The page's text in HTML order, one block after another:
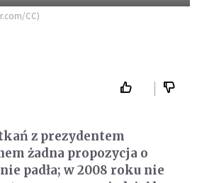
CC)
z prezydentem
żadna propozycja o
padła; w 2008 roku nie